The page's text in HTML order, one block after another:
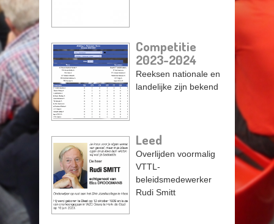
Competitie
2023-2024
Reeksen nationale en
landelijke zijn bekend
Leed
Overlijden voormalig
VTTL-
beleidsmedewerker
Rudi Smitt